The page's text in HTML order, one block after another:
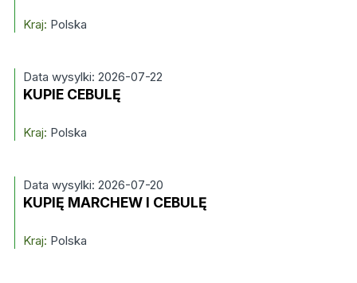
Kraj: Polska
Data wysylki: 2026-07-22
KUPIE CEBULĘ
Kraj: Polska
Data wysylki: 2026-07-20
KUPIĘ MARCHEW I CEBULĘ
Kraj: Polska